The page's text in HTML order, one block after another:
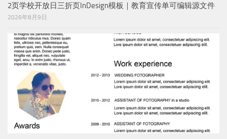
2页学校开放日三折页InDesign模板｜教育宣传单可编辑源文件
2026年8月9日